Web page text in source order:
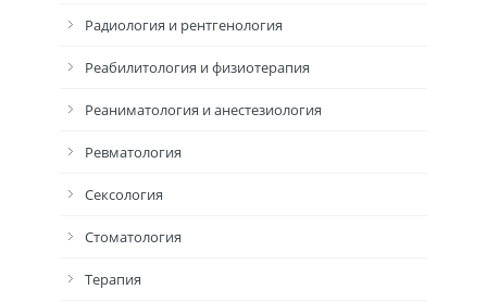
Радиология и рентгенология
Реабилитология и физиотерапия
Реаниматология и анестезиология
Ревматология
Сексология
Стоматология
Терапия